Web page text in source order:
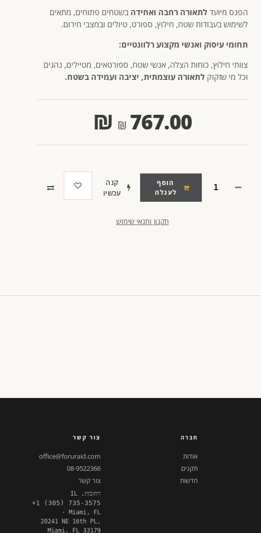
הפנס מיועד לתאורה רחבה ואחידה בשטחים פתוחים, מתאים
לשימוש בעבודות שטח, חילוץ, ספורט, טיולים ובמצבי חירום.
תחומי עיסוק ואנשי מקצוע רלוונטיים:
צוותי חילוץ, כוחות הצלה, אנשי שטח, ספורטאים, מטיילים, נהגים
וכל מי שזקוק לתאורה עוצמתית, יציבה ועמידה בשטח.
767.00
₪
הוסף
לעגלה
קנה
עכשיו
תקנון ותנאי שימוש
חברה
אודות
תקנים
חדשות
צור קשר
office@foruraid.com
08-9522366
צור קשר
רחובות, IL
+1 (305) 735-3575
· Miami, FL
20241 NE 16th PL,
Miami, FL 33179